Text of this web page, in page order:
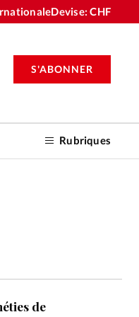
Devise:CHF
Rubriques
S'ABONNER
de